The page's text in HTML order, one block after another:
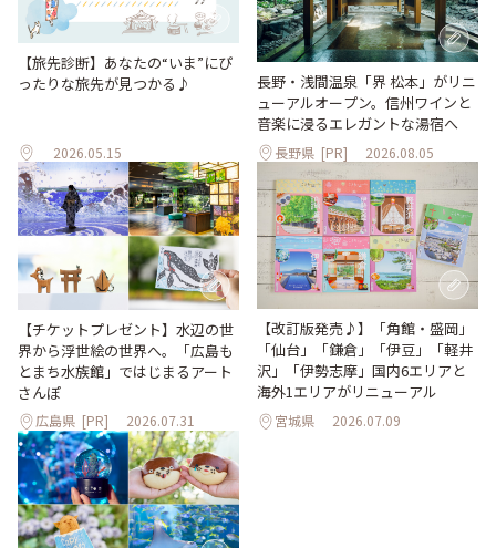
【旅先診断】あなたの“いま”にぴ
ったりな旅先が見つかる♪
2026.05.15
長野・浅間温泉「界 松本」がリニ
ューアルオープン。信州ワインと
音楽に浸るエレガントな湯宿へ
長野県 [PR] 2026.08.05
【チケットプレゼント】水辺の世
界から浮世絵の世界へ。「広島も
とまち水族館」ではじまるアート
さんぽ
広島県 [PR] 2026.07.31
【改訂版発売♪】「角館・盛岡」
「仙台」「鎌倉」「伊豆」「軽井
沢」「伊勢志摩」国内6エリアと
海外1エリアがリニューアル
宮城県 2026.07.09